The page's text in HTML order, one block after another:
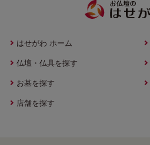
はせがわ ホーム
仏壇・仏具を探す
お墓を探す
店舗を探す